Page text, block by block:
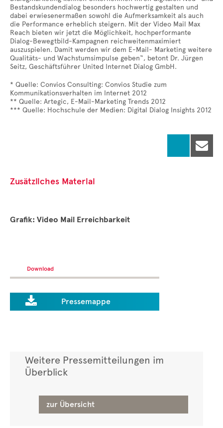
Bestandskundendialog besonders hochwertig gestalten und
dabei erwiesenermaßen sowohl die Aufmerksamkeit als auch
die Performance erheblich steigern. Mit der Video Mail Max
Reach bieten wir jetzt die Möglichkeit, hochperformante
Dialog-Bewegtbild-Kampagnen reichweitenmaximiert
auszuspielen. Damit werden wir dem E-Mail- Marketing weitere
Qualitäts- und Wachstumsimpulse geben“, betont Dr. Jürgen
Seitz, Geschäftsführer United Internet Dialog GmbH.
* Quelle: Convios Consulting: Convios Studie zum
Kommunikationsverhalten im Internet 2012
** Quelle: Artegic, E-Mail-Marketing Trends 2012
*** Quelle: Hochschule der Medien: Digital Dialog Insights 2012

Zusätzliches Material
Grafik: Video Mail Erreichbarkeit
Download
 Pressemappe
Weitere Pressemitteilungen im
Überblick
zur Übersicht